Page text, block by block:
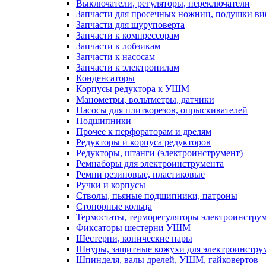
Выключатели, регуляторы, переключатели
Запчасти для просечных ножниц, подушки
Запчасти для шуруповерта
Запчасти к компрессорам
Запчасти к лобзикам
Запчасти к насосам
Запчасти к электропилам
Конденсаторы
Корпусы редуктора к УШМ
Манометры, вольтметры, датчики
Насосы для плиткорезов, опрыскивателей
Подшипники
Прочее к перфораторам и дрелям
Редукторы и корпуса редукторов
Редукторы, штанги (электроинструмент)
Ремнаборы для электроинструмента
Ремни резиновые, пластиковые
Ручки и корпусы
Стволы, пьяные подшипники, патроны
Стопорные кольца
Термостаты, терморегуляторы
Фиксаторы шестерни УШМ
Шестерни, конические пары
Шнуры, защитные кожухи для
Шпинделя, валы дрелей, УШМ, гайковертов